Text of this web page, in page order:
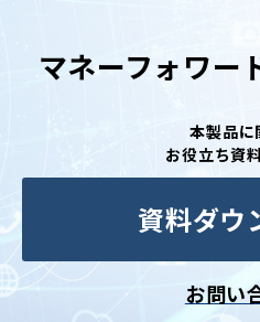
マネーフォワー
本製品に
お役立ち資
資料ダウ
お問い